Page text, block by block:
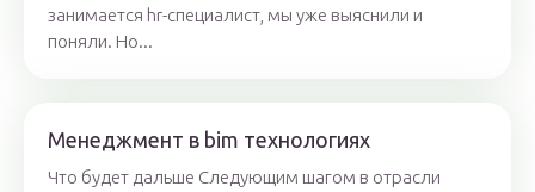
занимается hr-специалист, мы уже выяснили и
поняли. Но...
Менеджмент в bim технологиях
Что будет дальше Следующим шагом в отрасли